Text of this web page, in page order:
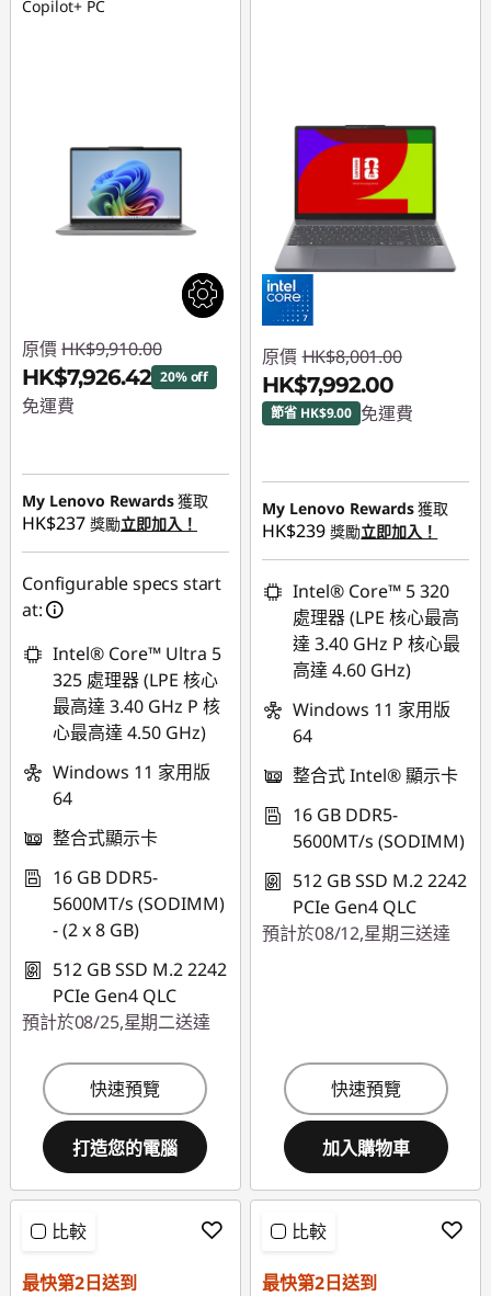
Copilot+ PC
原價 HK$9,910.00
HK$7,926.42 20% off
免運費
My Lenovo Rewards獲取
HK$237 獎勵立即加入！
Configurable specs start
at:
Intel® Core™ Ultra 5
325 處理器 (LPE 核心
最高達 3.40 GHz P 核
心最高達 4.50 GHz)
Windows 11 家用版
64
整合式顯示卡
16 GB DDR5-
5600MT/s (SODIMM)
- (2 x 8 GB)
512 GB SSD M.2 2242
PCIe Gen4 QLC
預計於08/25,星期二送達
快速預覽
打造您的電腦
原價 HK$8,001.00
HK$7,992.00
節省 HK$9.00 免運費
My Lenovo Rewards獲取
HK$239 獎勵立即加入！
Intel® Core™ 5 320
處理器 (LPE 核心最高
達 3.40 GHz P 核心最
高達 4.60 GHz)
Windows 11 家用版
64
整合式 Intel® 顯示卡
16 GB DDR5-
5600MT/s (SODIMM)
512 GB SSD M.2 2242
PCIe Gen4 QLC
預計於08/12,星期三送達
快速預覽
加入購物車
比較
最快第2日送到
比較
最快第2日送到